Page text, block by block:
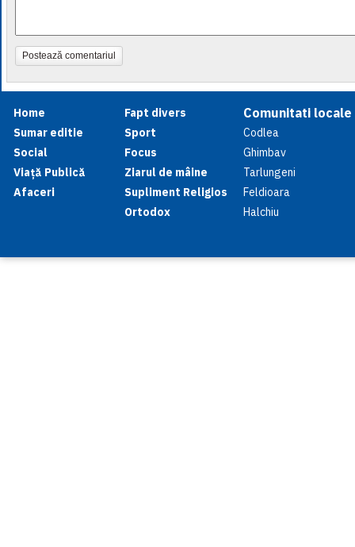
Postează comentariul
Home
Sumar editie
Social
Viață Publică
Afaceri
Fapt divers
Sport
Focus
Ziarul de mâine
Supliment Religios
Ortodox
Comunitati locale
Codlea
Ghimbav
Tarlungeni
Feldioara
Halchiu